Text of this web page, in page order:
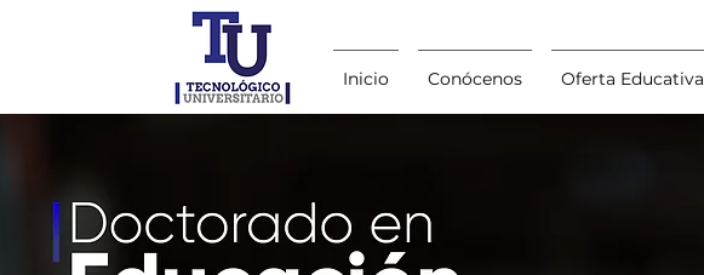
Inicio Conócenos Oferta Educativa